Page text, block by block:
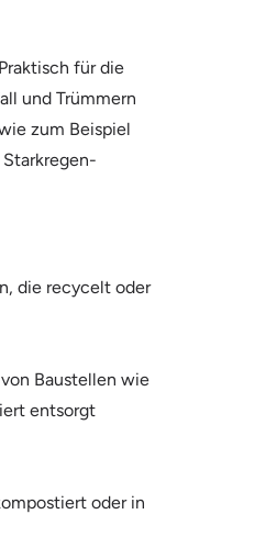
Praktisch für die
und Trümmern
zum Beispiel
die recycelt oder
Baustellen wie
entsorgt
oder in